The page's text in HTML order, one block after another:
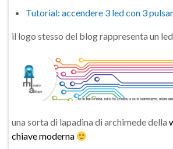
Tutorial: accendere 3 led con 3
il logo stesso del blog rappresenta un
una sorta di lapadina di archimede della
chiave moderna